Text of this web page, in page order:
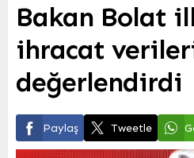
Bakan Bolat
ihracat
değerlendirdi
Paylaş Tweetle